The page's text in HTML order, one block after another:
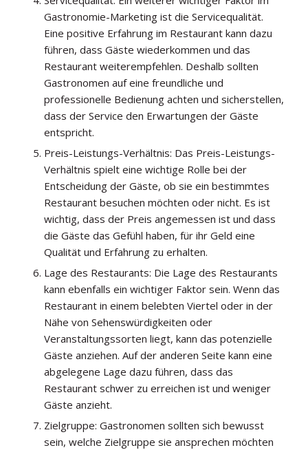
Gastronomie-Marketing ist die Servicequalität.
Eine positive Erfahrung im Restaurant kann dazu
führen, dass Gäste wiederkommen und das
Restaurant weiterempfehlen. Deshalb sollten
Gastronomen auf eine freundliche und
professionelle Bedienung achten und sicherstellen,
dass der Service den Erwartungen der Gäste
entspricht.
Preis-Leistungs-Verhältnis: Das Preis-Leistungs-
Verhältnis spielt eine wichtige Rolle bei der
Entscheidung der Gäste, ob sie ein bestimmtes
Restaurant besuchen möchten oder nicht. Es ist
wichtig, dass der Preis angemessen ist und dass
die Gäste das Gefühl haben, für ihr Geld eine
Qualität und Erfahrung zu erhalten.
Lage des Restaurants: Die Lage des Restaurants
kann ebenfalls ein wichtiger Faktor sein. Wenn das
Restaurant in einem belebten Viertel oder in der
Nähe von Sehenswürdigkeiten oder
Veranstaltungssorten liegt, kann das potenzielle
Gäste anziehen. Auf der anderen Seite kann eine
abgelegene Lage dazu führen, dass das
Restaurant schwer zu erreichen ist und weniger
Gäste anzieht.
Zielgruppe: Gastronomen sollten sich bewusst
sein, welche Zielgruppe sie ansprechen möchten